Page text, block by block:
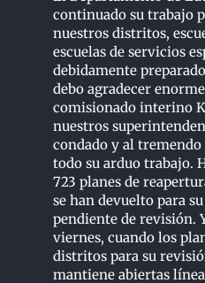
continuado su trabajo
nuestros distritos,
escuelas de servicios
debidamente
debo agradecer
comisionado interino
nuestros
condado y al
todo su arduo trabajo.
723 planes de
se han devuelto para
pendiente de revisión.
viernes, cuando los
distritos para su
mantiene abiertas